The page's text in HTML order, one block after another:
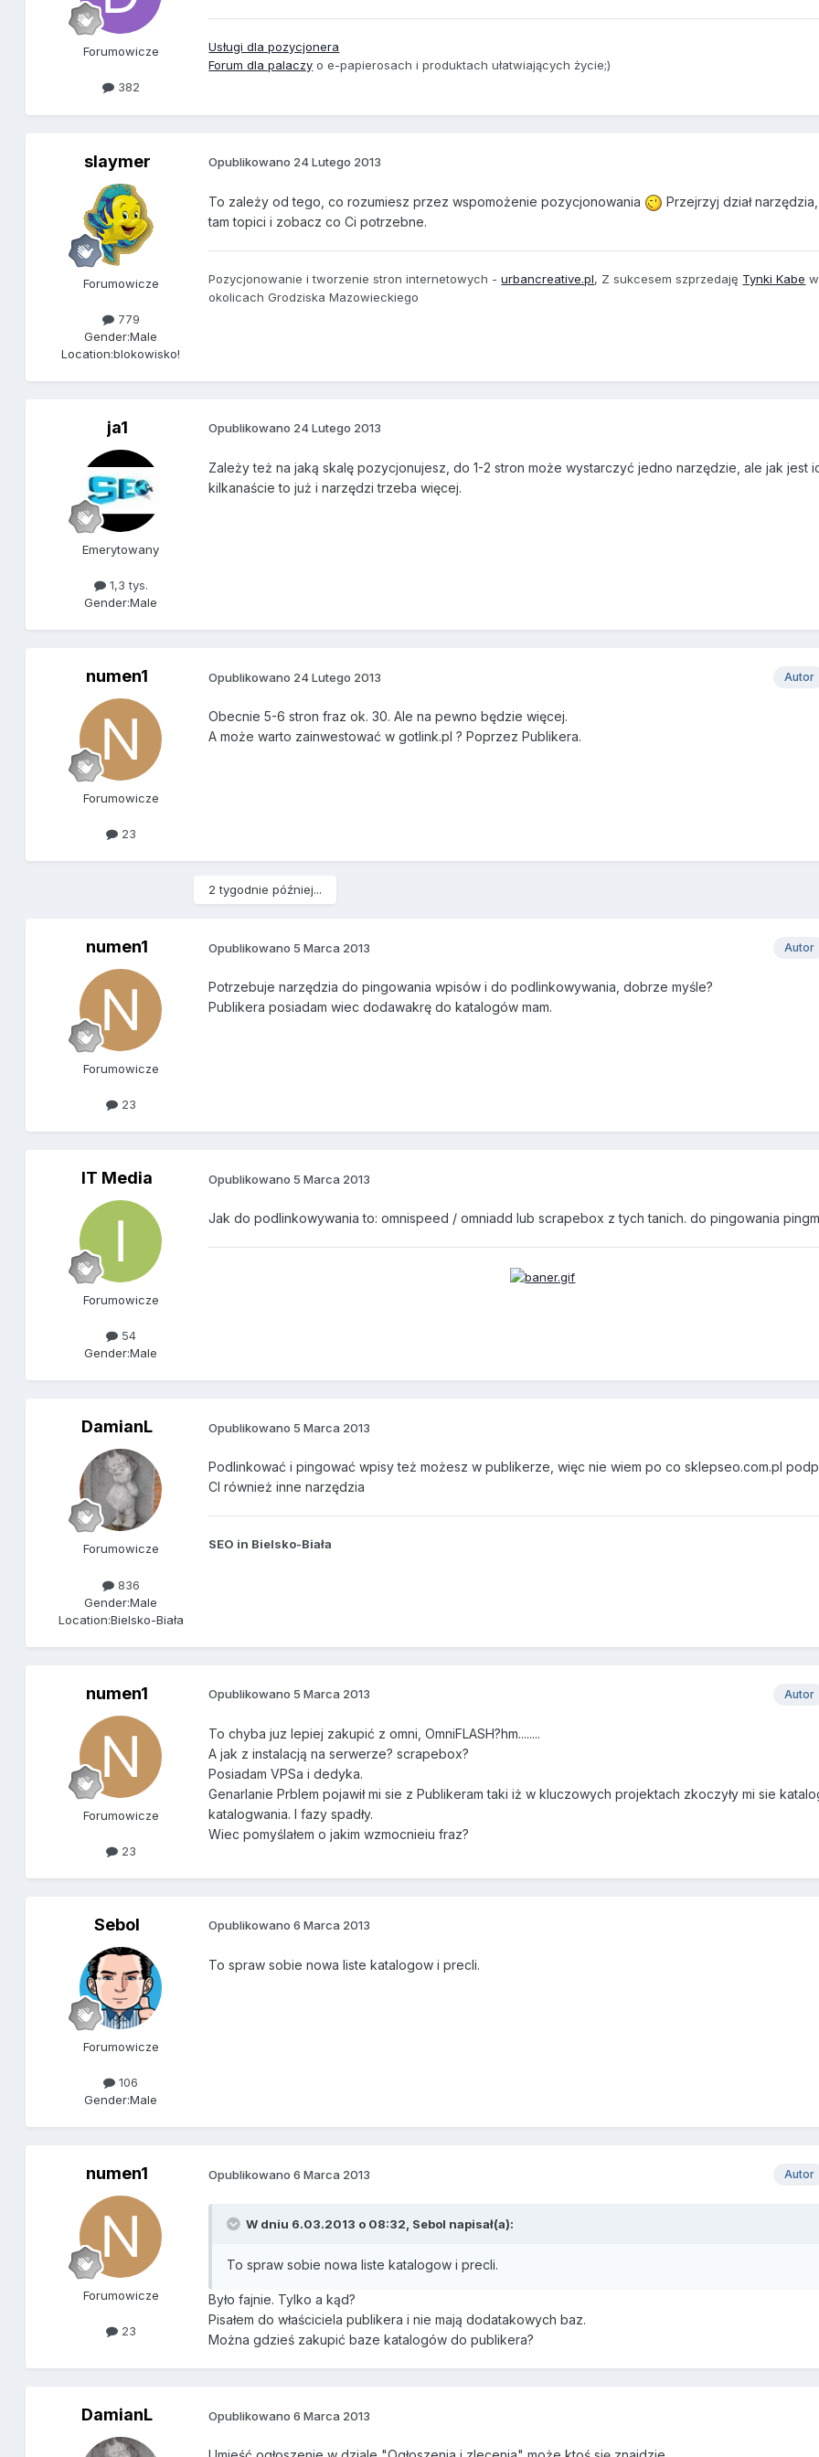
Forumowicze
382
Usługi dla pozycjonera
Forum dla palaczy o e-papierosach i produktach ułatwiających życie;)
slaymer
Forumowicze
779
Gender:Male
Location:blokowisko!
Opublikowano 24 Lutego 2013
To zależy od tego, co rozumiesz przez wspomożenie pozycjonowania
Przejrzyj dział
tam topici i zobacz co Ci potrzebne.
Pozycjonowanie i tworzenie stron internetowych -urbancreative.pl, Z sukcesem szprzedaję Tynki Kabe w
okolicach Grodziska Mazowieckiego
ja1
Emerytowany
1,3 tys.
Gender:Male
Opublikowano 24 Lutego 2013
Zależy też na jaką skalę pozycjonujesz, do 1-2 stron może wystarczyć jedno narzędzie, ale jak jest
kilkanaście to już i narzędzi trzeba więcej.
numen1
Forumowicze
23
Autor
Opublikowano 24 Lutego 2013
Obecnie 5-6 stron fraz ok. 30. Ale na pewno będzie więcej.
A może warto zainwestować w gotlink.pl ? Poprzez Publikera.
2 tygodnie później...
numen1
Forumowicze
23
Autor
Opublikowano 5 Marca 2013
Potrzebuje narzędzia do pingowania wpisów i do podlinkowywania, dobrze myśle?
Publikera posiadam wiec dodawakrę do katalogów mam.
IT Media
Forumowicze
54
Gender:Male
Opublikowano 5 Marca 2013
Jak do podlinkowywania to: omnispeed / omniadd lub scrapebox z tych tanich. do pingowania
DamianL
Forumowicze
836
Gender:Male
Location:Bielsko-Biała
Opublikowano 5 Marca 2013
Podlinkować i pingować wpisy też możesz w publikerze, więc nie wiem po co sklepseo.com.pl
CI również inne narzędzia
SEO in Bielsko-Biała
numen1
Forumowicze
23
Autor
Opublikowano 5 Marca 2013
To chyba juz lepiej zakupić z omni, OmniFLASH?hm........
A jak z instalacją na serwerze? scrapebox?
Posiadam VPSa i dedyka.
Genarlanie Prblem pojawił mi sie z Publikeram taki iż w kluczowych projektach zkoczyły mi sie
katalogwania. I fazy spadły.
Wiec pomyślałem o jakim wzmocnieiu fraz?
Sebol
Forumowicze
106
Gender:Male
Opublikowano6 Marca 2013
To spraw sobie nowa liste katalogow i precli.
numen1
Forumowicze
23
Autor
Opublikowano6 Marca 2013
W dniu 6.03.2013 o 08:32, Sebol napisał(a):
To spraw sobie nowa liste katalogow i precli.
Było fajnie. Tylko a kąd?
Pisałem do właściciela publikera i nie mają dodatakowych baz.
Można gdzieś zakupić baze katalogów do publikera?
DamianL Opublikowano6 Marca 2013